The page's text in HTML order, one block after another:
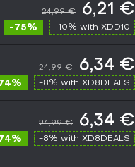
24,99 € 6,21 €
-75% -10% with XDD10
24,99 € 6,34 €
-8% with XD8DEALS
24,99 € 6,34 €
-8% with XD8DEALS